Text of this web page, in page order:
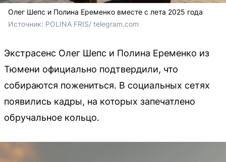
Олег Шепс и Полина Еременко вместе с лета 2025 года
Источник: POLINA FRIS/ telegram.com
Экстрасенс Олег Шепс и Полина Еременко из
Тюмени официально подтвердили, что
собираются пожениться. В социальных сетях
появились кадры, на которых запечатлено
обручальное кольцо.